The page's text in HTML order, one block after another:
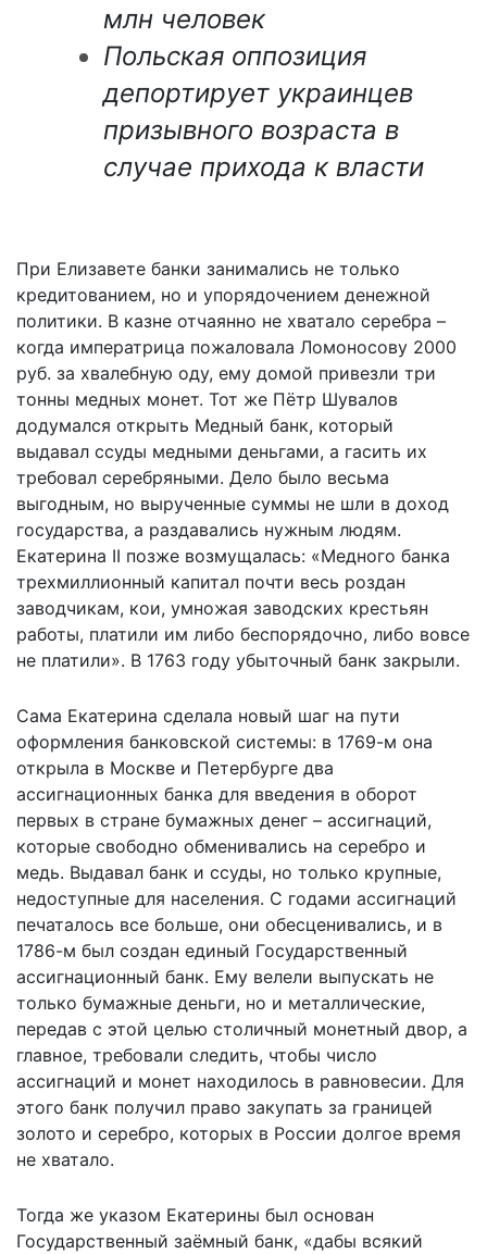
млн человек
Польская оппозиция
депортирует украинцев
призывного возраста в
случае прихода к власти
При Елизавете банки занимались не только
кредитованием, но и упорядочением денежной
политики. В казне отчаянно не хватало серебра –
когда императрица пожаловала Ломоносову 2000
руб. за хвалебную оду, ему домой привезли три
тонны медных монет. Тот же Пётр Шувалов
додумался открыть Медный банк, который
выдавал ссуды медными деньгами, а гасить их
требовал серебряными. Дело было весьма
выгодным, но вырученные суммы не шли в доход
государства, а раздавались нужным людям.
Екатерина II позже возмущалась: «Медного банка
трехмиллионный капитал почти весь роздан
заводчикам, кои, умножая заводских крестьян
работы, платили им либо беспорядочно, либо вовсе
не платили». В 1763 году убыточный банк закрыли.
Сама Екатерина сделала новый шаг на пути
оформления банковской системы: в 1769-м она
открыла в Москве и Петербурге два
ассигнационных банка для введения в оборот
первых в стране бумажных денег – ассигнаций,
которые свободно обменивались на серебро и
медь. Выдавал банк и ссуды, но только крупные,
недоступные для населения. С годами ассигнаций
печаталось все больше, они обесценивались, и в
1786-м был создан единый Государственный
ассигнационный банк. Ему велели выпускать не
только бумажные деньги, но и металлические,
передав с этой целью столичный монетный двор, а
главное, требовали следить, чтобы число
ассигнаций и монет находилось в равновесии. Для
этого банк получил право закупать за границей
золото и серебро, которых в России долгое время
не хватало.
Тогда же указом Екатерины был основан
Государственный заёмный банк, «дабы всякий